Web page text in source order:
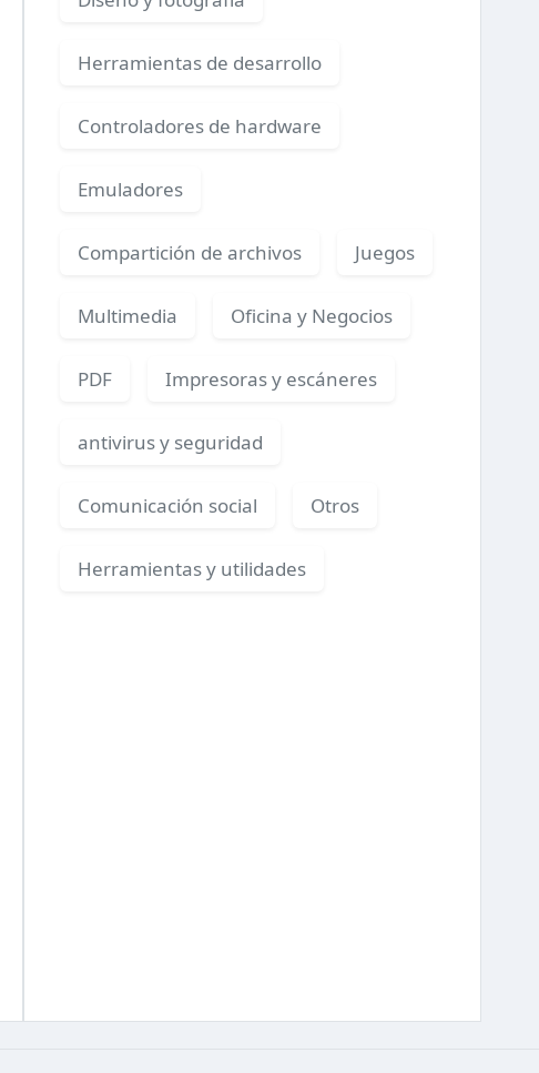
Herramientas de desarrollo
Controladores de hardware
Emuladores
Compartición de archivos Juegos
Multimedia Oficina y Negocios
PDF Impresoras y escáneres
antivirus y seguridad
Comunicación social Otros
Herramientas y utilidades